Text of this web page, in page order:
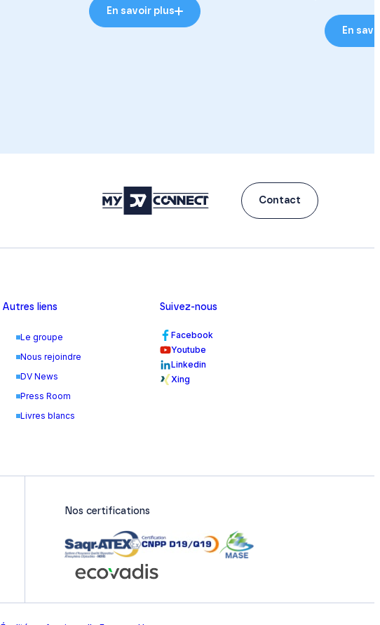
En savoir plus
En
Contact
Autres liens
Le groupe
Nous rejoindre
DV News
Press Room
Livres blancs
Suivez-nous
Facebook
Youtube
Linkedin
Xing
Nos certifications